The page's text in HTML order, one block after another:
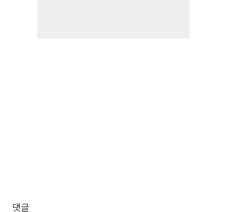
댓글